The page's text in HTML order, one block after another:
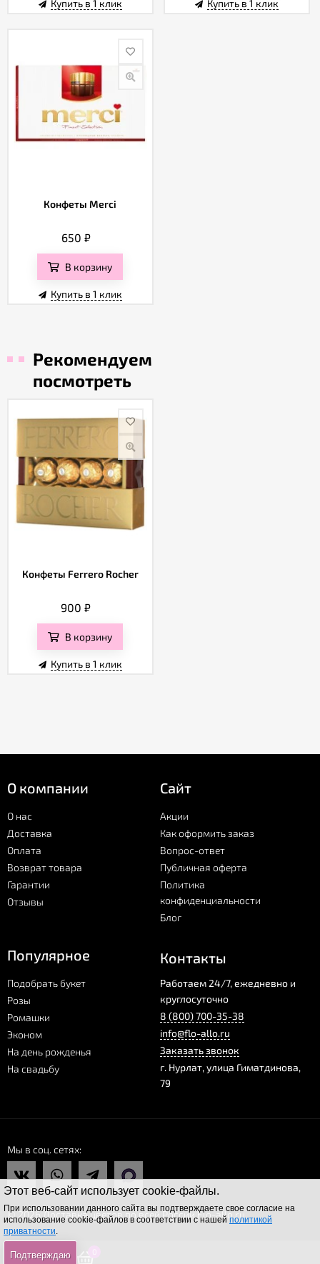
Этот веб-сайт использует cookie-файлы.
При использовании данного сайта вы подтверждаете свое согласие на
использование cookie-файлов в соответствии с нашей политикой
приватности.
Подтверждаю
Купить в 1 клик Купить в 1 клик
Конфеты Merci
650 ₽
В корзину
Купить в 1 клик
Рекомендуем
посмотреть
Конфеты Ferrero Rocher
900₽
В корзину
Купить в 1 клик
О компании
О нас
Доставка
Оплата
Возврат товара
Гарантии
Отзывы
Сайт
Акции
Как оформить заказ
Вопрос-ответ
Публичная оферта
Политика
конфиденциальности
Блог
Популярное
Подобрать букет
Розы
Ромашки
Эконом
На день рожденья
На свадьбу
Контакты
Работаем 24/7, ежедневно и
круглосуточно
8 (800) 700-35-38
info@flo-allo.ru
Заказать звонок
г. Нурлат,улица Гиматдинова,
79
Мы в соц. сетях
© 2026 Доставка цветов по всей России Flo-allo.ru
0 0